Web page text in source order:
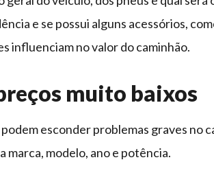
e se possui alguns acessórios,
influenciam no valor do caminhão.
muito baixos
esconder problemas graves no
marca, modelo, ano e potência.